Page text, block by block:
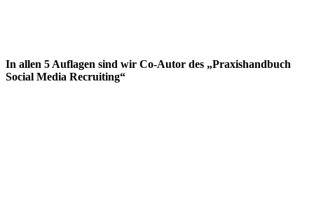
In allen 5 Auflagen sind wir Co-Autor des „Praxishandbuch
Social Media Recruiting“